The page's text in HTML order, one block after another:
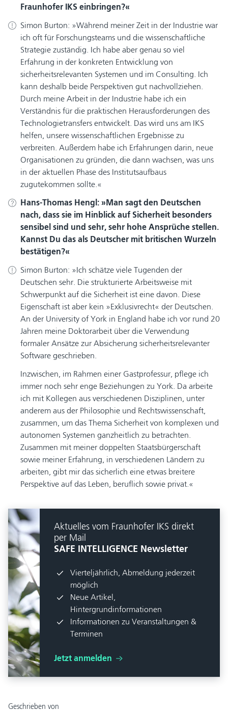
Fraunhofer IKS einbringen?
Simon Burton:
Während meiner Zeit in der Industrie war
ich oft für Forschungsteams und die wissenschaftliche
Strategie zuständig. Ich habe aber genau so viel
Erfahrung in der konkreten Entwicklung von
sicherheitsrelevanten Systemen und im Consulting. Ich
kann deshalb beide Perspektiven gut nachvollziehen.
Durch meine Arbeit in der Industrie habe ich ein
Verständnis für die praktischen Herausforderungen des
Technologietransfers entwickelt. Das wird uns am IKS
helfen, unsere wissenschaftlichen Ergebnisse zu
verbreiten. Außerdem habe ich Erfahrungen darin, neue
Organisationen zu gründen, die dann wachsen, was uns
in der aktuellen Phase des Institutsaufbaus
zugutekommen sollte.
Hans-Thomas Hengl:
Man sagt den Deutschen
nach, dass sie im Hinblick auf Sicherheit besonders
sensibel sind und sehr, sehr hohe Ansprüche stellen.
Kannst Du das als Deutscher mit britischen Wurzeln
bestätigen?
Simon Burton:
Ich schätze viele Tugenden der
Deutschen sehr. Die strukturierte Arbeitsweise mit
Schwerpunkt auf die Sicherheit ist eine davon. Diese
Eigenschaft ist aber kein »Exklusivrecht« der Deutschen.
An der University of York in England habe ich vor rund 20
Jahren meine Doktorarbeit über die Verwendung
formaler Ansätze zur Absicherung sicherheitsrelevanter
Software geschrieben.
Inzwischen, im Rahmen einer Gastprofessur, pflege ich
immer noch sehr enge Beziehungen zu York. Da arbeite
ich mit Kollegen aus verschiedenen Disziplinen, unter
anderem aus der Philosophie und Rechtswissenschaft,
zusammen, um das Thema Sicherheit von komplexen und
autonomen Systemen ganzheitlich zu betrachten.
Zusammen mit meiner doppelten Staatsbürgerschaft
sowie meiner Erfahrung, in verschiedenen Ländern zu
arbeiten, gibt mir das sicherlich eine etwas breitere
Perspektive auf das Leben, beruflich sowie privat.
Aktuelles vom Fraunhofer IKS direkt
per Mail
SAFE INTELLIGENCE Newsletter
Vierteljährlich, Abmeldung jederzeit
möglich
Neue Artikel,
Hintergrundinformationen
Informationen zu Veranstaltungen &
Terminen
Jetzt anmelden
Geschrieben von